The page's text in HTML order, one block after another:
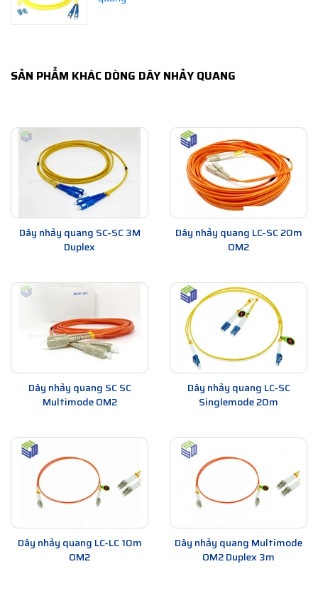
SẢN PHẨM KHÁC DÒNG DÂY NHẢY QUANG
Dây nhảy quang SC-SC 3M
Duplex
Dây nhảy quang LC-SC 20m
OM2
Dây nhảy quang SC SC
Multimode OM2
Dây nhảy quang LC-SC
Singlemode 20m
Dây nhảy quang LC-LC 10m
OM2
Dây nhảy quang Multimode
OM2 Duplex 3m